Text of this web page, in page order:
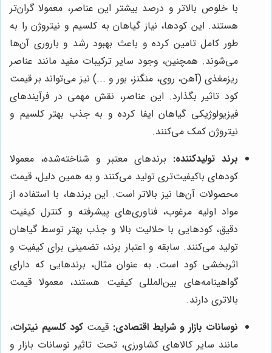
با خلوص بالاتر و درصد بیشتر این عناصر، معمولا گران‌تر
هستند. این کودها، نیاز گیاهان به کلسیم و نیتروژن را به
طور کامل تامین کرده و باعث بهبود رشد و باروری آن‌ها
می‌شوند. همچنین، وجود سایر ترکیبات مفید مانند عناصر
ریزمغذی (آهن، روی، منگنز، بور و ...) نیز می‌تواند بر قیمت
کود تاثیر بگذارد. این عناصر، نقش مهمی در فرآیندهای
فیزیولوژیکی گیاهان ایفا کرده و به جذب بهتر کلسیم و
نیتروژن کمک می‌کنند.
برند تولیدکننده: برندهای معتبر و شناخته‌شده، معمولا
کودهای باکیفیت‌تری تولید می‌کنند و به همین دلیل، قیمت
محصولات آن‌ها نیز بالاتر است. این برندها، با استفاده از
مواد اولیه مرغوب، فناوری‌های پیشرفته و کنترل کیفیت
دقیق، کودهایی با حلالیت بالا و جذب بهتر توسط گیاهان
تولید می‌کنند. سابقه و اعتبار برند، تضمینی برای کیفیت و
اثربخشی کود است. به عنوان مثال، برندهایی که دارای
گواهینامه‌های بین‌المللی کیفیت هستند، معمولا قیمت
بالاتری دارند.
نوسانات بازار و شرایط اقتصادی: قیمت کود کلسیم نیترات،
مانند سایر کالاهای کشاورزی، تحت تاثیر نوسانات بازار و